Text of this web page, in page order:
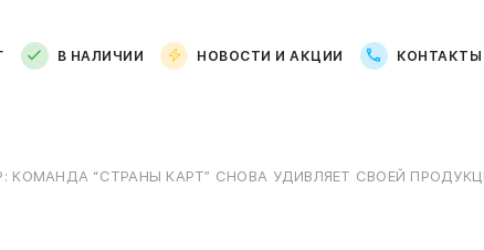
В НАЛИЧИИ НОВОСТИ И АКЦИИ КОНТАКТЫ
КОМАНДА “СТРАНЫ КАРТ” СНОВА УДИВЛЯЕТ СВОЕЙ